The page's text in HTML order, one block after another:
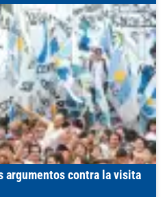
argumentos contra la visita